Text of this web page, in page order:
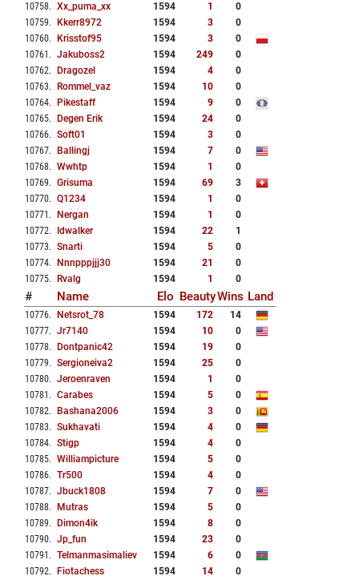
10758. Xx_puma_xx 1594 1
0
10759. Kkerr8972 1594 3
0
10760. Krisstof95 1594 3
0
10761 . Jakuboss2 1594 249
0
10762. Dragozel 1594 4
0
10763. Rommel_vaz 1594 10
0
10764. Pikestaff 1594 9
0
10765. Degen Erik 1594 24
0
10766. Soft01 1594 3
0
10767. Ballingj 1594 7
0
10768. Wwhtp 1594 1
0
10769. Grisuma 1594 69
3
10770. Q1234 1594 1
0
10771 . Nergan 1594 1
0
10772. Idwalker 1594 22
1
10773. Snarti 1594 5
0
10774. Nnnpppjjj30 1594 21
0
10775. Rvalg 1594 1 0
# Name Elo BeautyWins Land
10776. Netsrot_78 1594 172
14
10777. Jr7140 1594 10
0
10778. Dontpanic42 1594 19
0
10779. Sergioneiva2 1594 25
0
10780. Jeroenraven 1594 1
0
10781 . Carabes 1594 5
0
10782. Bashana2006 1594 3
0
10783. Sukhavati 1594 4
0
10784. Stigp 1594 4
0
10785. Williampicture 1594 5
0
10786. Tr500 1594 4
0
10787. Jbuck1808 1594 7
0
10788. Mutras 1594 5
0
10789. Dimon4ik 1594 8
0
10790. Jp_fun 1594 23
0
10791 . Telmanmasimaliev 1594 6
0
10792. Fiotachess 1594 14
0